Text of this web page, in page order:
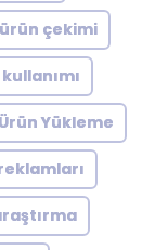
ürün çekimi
Ürün Yükleme